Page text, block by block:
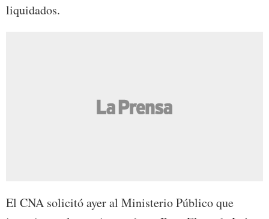
liquidados.
El CNA solicitó ayer al Ministerio Público que